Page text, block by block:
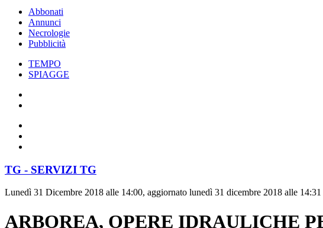
Abbonati
Annunci
Necrologie
Pubblicità
TEMPO
SPIAGGE
TG - SERVIZI TG
Lunedì 31 Dicembre 2018 alle 14:00, aggiornato lunedì 31 dicembre 2018 alle 14:31
ARBOREA, OPERE IDRAULICHE